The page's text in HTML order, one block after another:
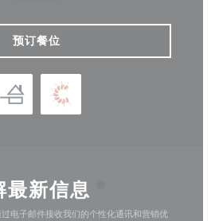
预订餐位
最新信息
电子邮件接收我们的个性化通讯和营销优